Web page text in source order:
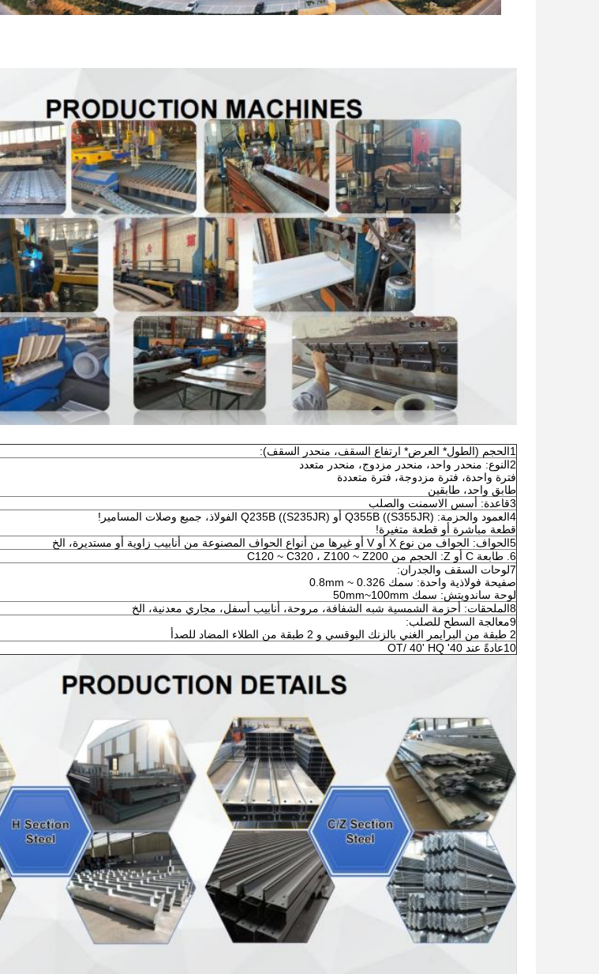
1الحجم (الطول* العرض* ارتفاع السقف، منحدر السقف):
2النوع: منحدر واحد، منحدر مزدوج، منحدر متعدد
فترة واحدة، فترة مزدوجة، فترة متعددة
طابق واحد، طابقين
3قاعدة: أسس الاسمنت والصلب
4العمود والحزمة: Q355B ((S355JR) أو Q235B ((S235JR) الفولاذ، جميع وصلات المسامير!
قطعة مباشرة أو قطعة متغيرة!
5الحواف: الحواف من نوع X أو V أو غيرها من أنواع الحواف المصنوعة من أنابيب زاوية أو مستديرة، الخ
6. طابعة C أو Z: الحجم من C120 ~ C320 ، Z100 ~ Z200
7لوحات السقف والجدران:
صفيحة فولاذية واحدة: سمك 0.326 ~ 0.8mm
لوحة ساندويتش: سمك 50mm~100mm
8الملحقات: أحزمة الشمسية شبه الشفافة، مروحة، أنابيب أسفل، مجاري معدنية، الخ
9معالجة السطح للصلب:
2 طبقة من البرايمر الغني بالزنك البوقسي و 2 طبقة من الطلاء المضاد للصدأ
10عادةً عند 40' OT/ 40' HQ